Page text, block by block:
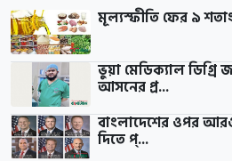
মূল্যস্ফীতি ফের ৯
ভুয়া মেডিক্যাল ডিগ্রি
আসনের প্র...
বাংলাদেশের ওপর
দিতে প্...